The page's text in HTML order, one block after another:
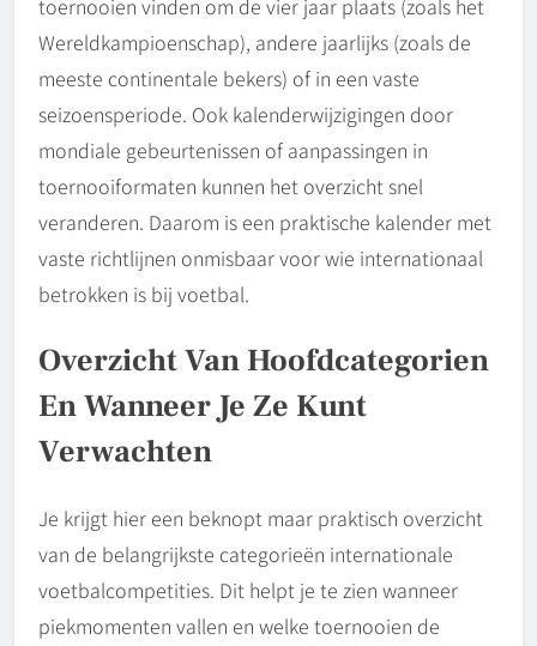
toernooien vinden om de vier jaar plaats (zoals het
Wereldkampioenschap), andere jaarlijks (zoals de
meeste continentale bekers) of in een vaste
seizoensperiode. Ook kalenderwijzigingen door
mondiale gebeurtenissen of aanpassingen in
toernooiformaten kunnen het overzicht snel
veranderen. Daarom is een praktische kalender met
vaste richtlijnen onmisbaar voor wie internationaal
betrokken is bij voetbal.
Overzicht Van Hoofdcategorien
En Wanneer Je Ze Kunt
Verwachten
Je krijgt hier een beknopt maar praktisch overzicht
van de belangrijkste categorieën internationale
voetbalcompetities. Dit helpt je te zien wanneer
piekmomenten vallen en welke toernooien de